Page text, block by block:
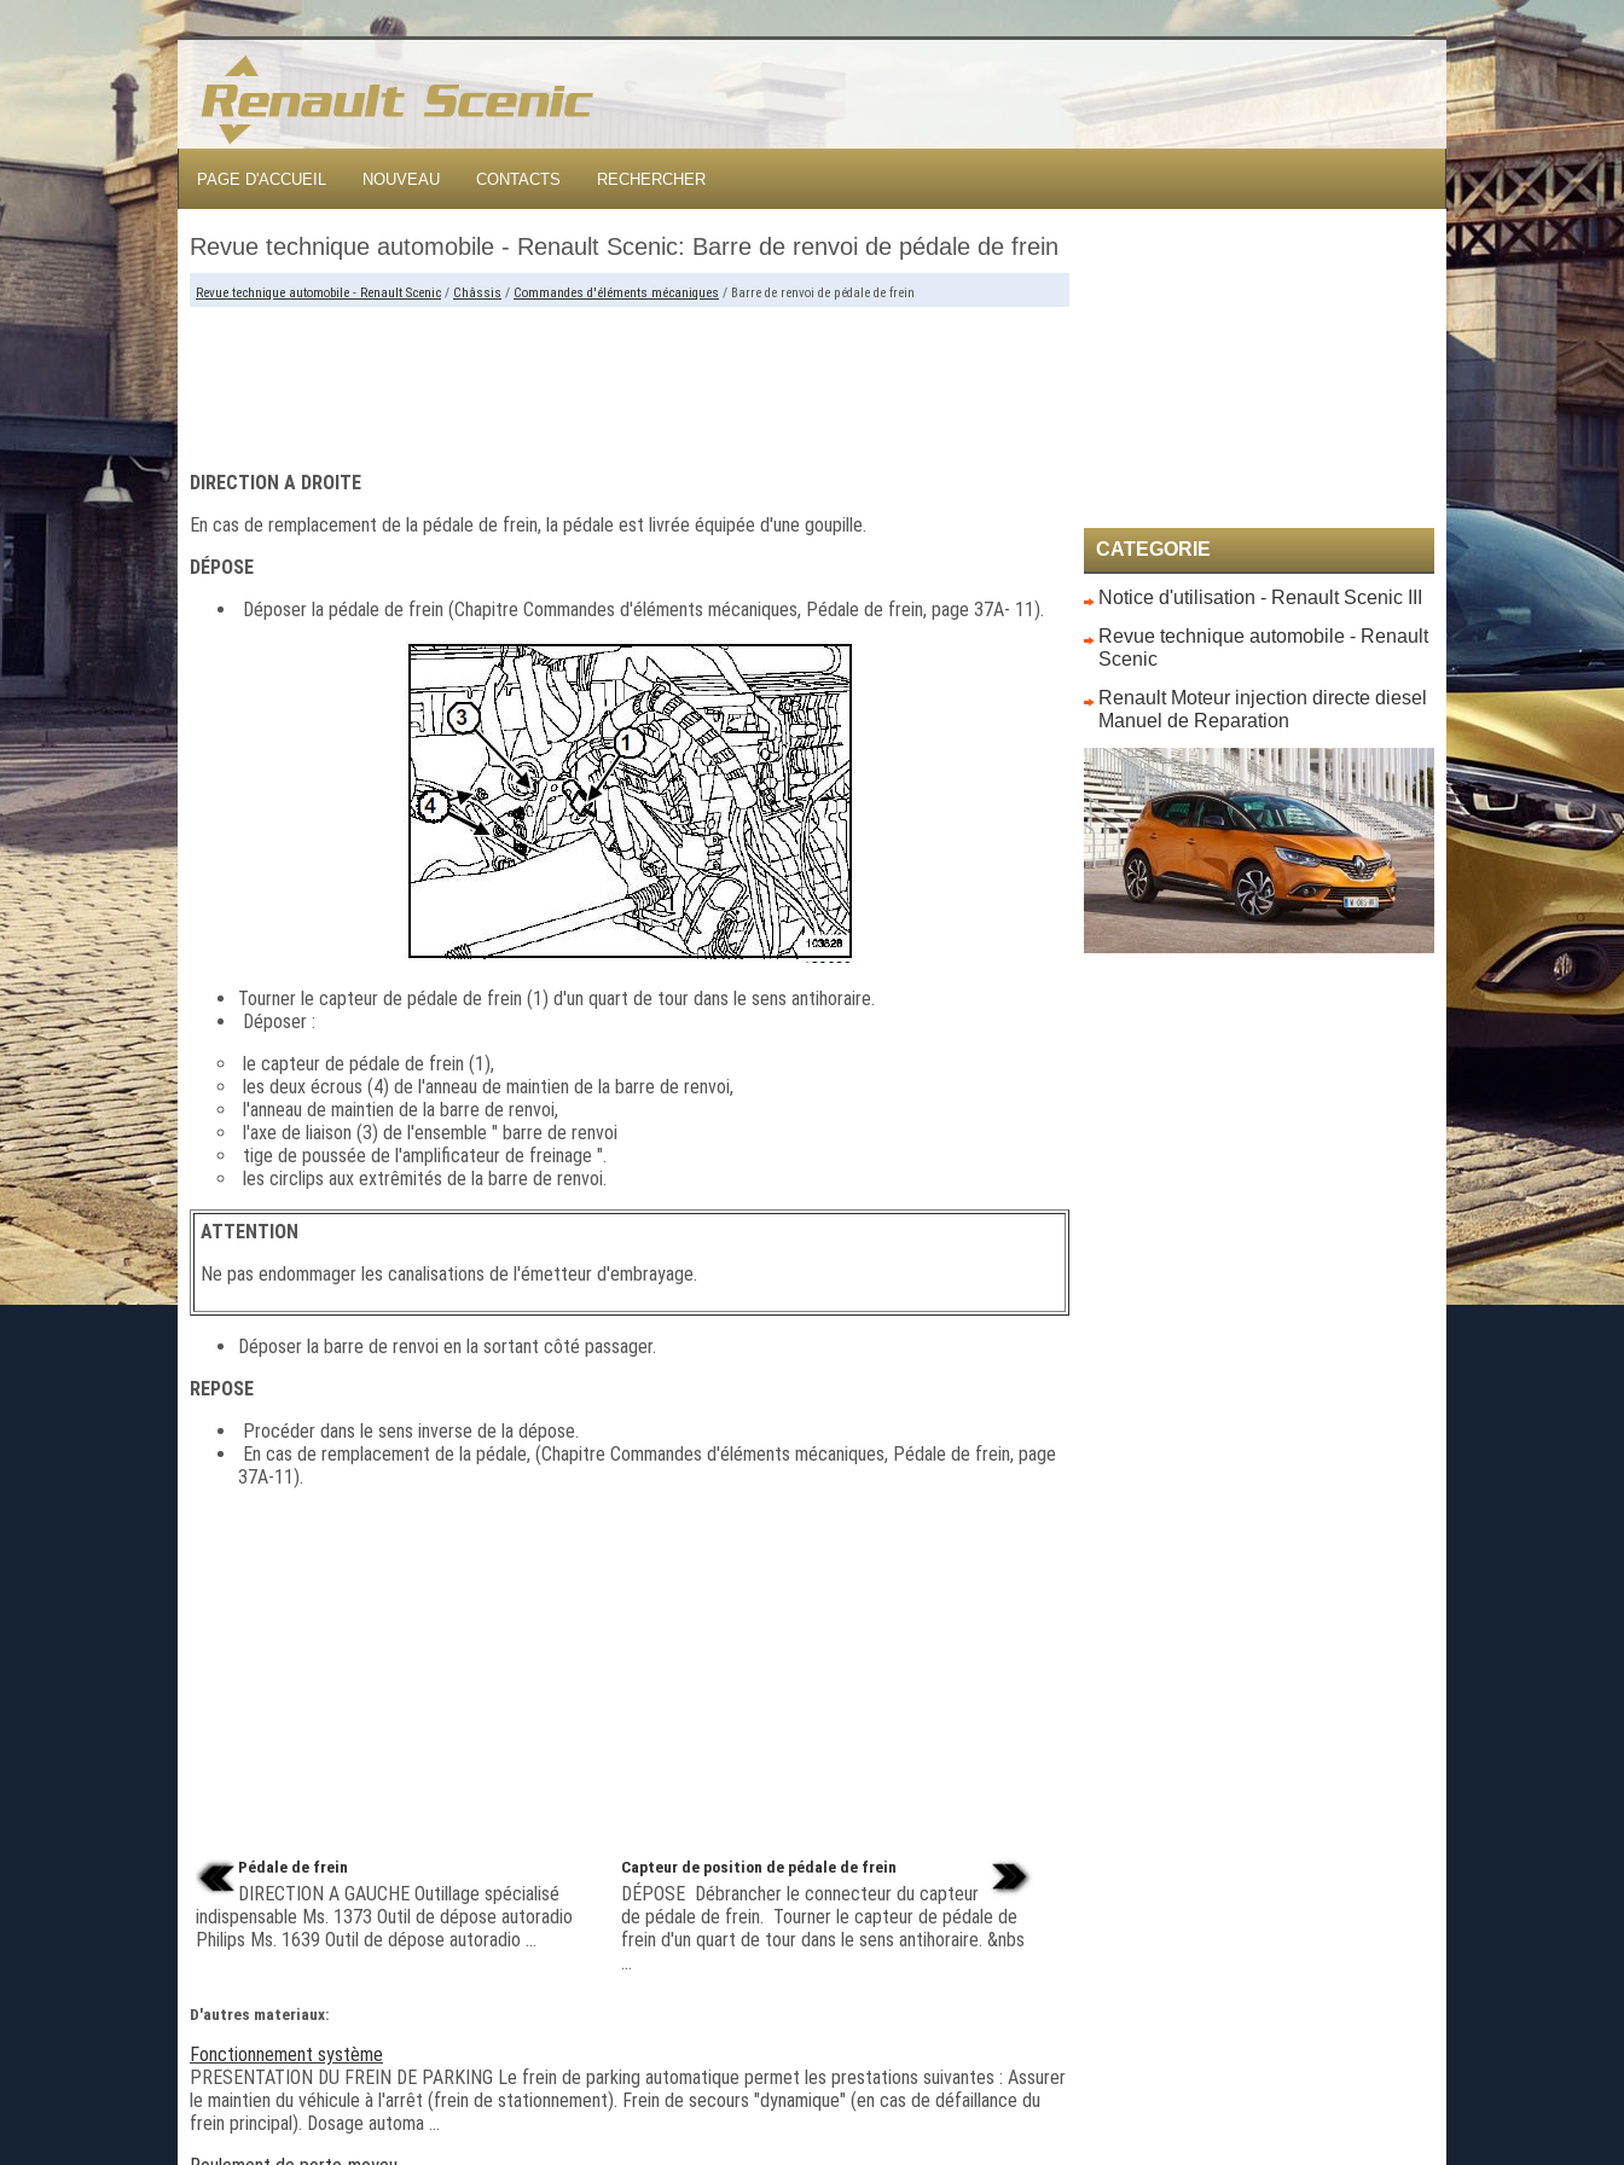
PAGE D'ACCUEIL NOUVEAU CONTACTS RECHERCHER
Revue technique automobile - Renault Scenic: Barre de renvoi de pédale de frein
Revue technique automobile - Renault Scenic / Châssis / Commandes d'éléments mécaniques / Barre de renvoi de pédale de frein
DIRECTION A DROITE
En cas de remplacement de la pédale de frein, la pédale est livrée équipée d'une goupille.
DÉPOSE
Déposer la pédale de frein (Chapitre Commandes d'éléments mécaniques, Pédale de frein, page 37A- 11).
Tourner le capteur de pédale de frein (1) d'un quart de tour dans le sens antihoraire.
Déposer :
le capteur de pédale de frein (1),
les deux écrous (4) de l'anneau de maintien de la barre de renvoi,
l'anneau de maintien de la barre de renvoi,
l'axe de liaison (3) de l'ensemble " barre de renvoi
tige de poussée de l'amplificateur de freinage ".
les circlips aux extrêmités de la barre de renvoi.
ATTENTION
Ne pas endommager les canalisations de l'émetteur d'embrayage.
Déposer la barre de renvoi en la sortant côté passager.
REPOSE
Procéder dans le sens inverse de la dépose.
En cas de remplacement de la pédale, (Chapitre Commandes d'éléments mécaniques, Pédale de frein, page
37A-11).
Pédale de frein
DIRECTION A GAUCHE Outillage spécialisé
indispensable Ms. 1373 Outil de dépose autoradio
Philips Ms. 1639 Outil de dépose autoradio ...
Capteur de position de pédale de frein
DÉPOSE Débrancher le connecteur du capteur
de pédale de frein. Tourner le capteur de pédale de
frein d'un quart de tour dans le sens antihoraire. &nbs
...
D'autres materiaux:
Fonctionnement système
PRESENTATION DU FREIN DE PARKING Le frein de parking automatique permet les prestations suivantes : Assurer
le maintien du véhicule à l'arrêt (frein de stationnement). Frein de secours "dynamique" (en cas de défaillance du
frein principal). Dosage automa ...
CATEGORIE
Notice d'utilisation - Renault Scenic III
Revue technique automobile - Renault
Scenic
Renault Moteur injection directe diesel
Manuel de Reparation